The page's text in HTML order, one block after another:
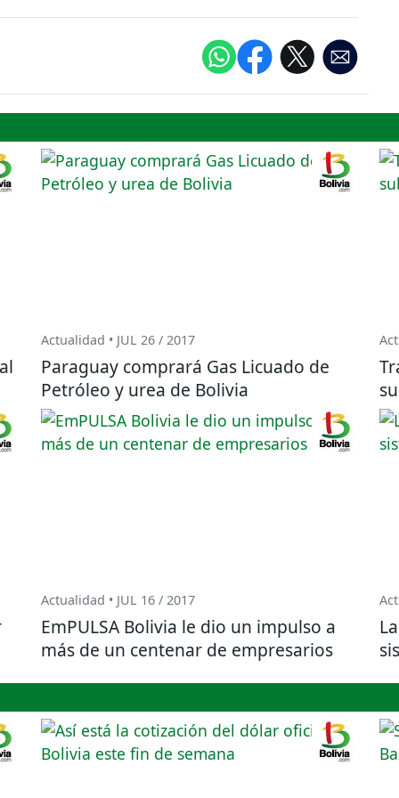
Actualidad • JUL 26 / 2017
Paraguay comprará Gas Licuado de
Petróleo y urea de Bolivia
Actualidad • JUL 16 / 2017
EmPULSA Bolivia le dio un impulso a
más de un centenar de empresarios